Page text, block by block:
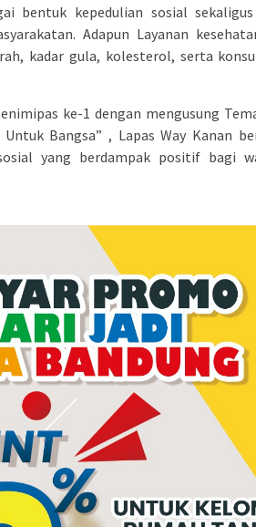
bentuk kepedulian sosial
Adapun Layanan
kadar gula, kolesterol, serta
ke-1 dengan mengusung
Bangsa” , Lapas Way Kanan
yang berdampak positif bagi